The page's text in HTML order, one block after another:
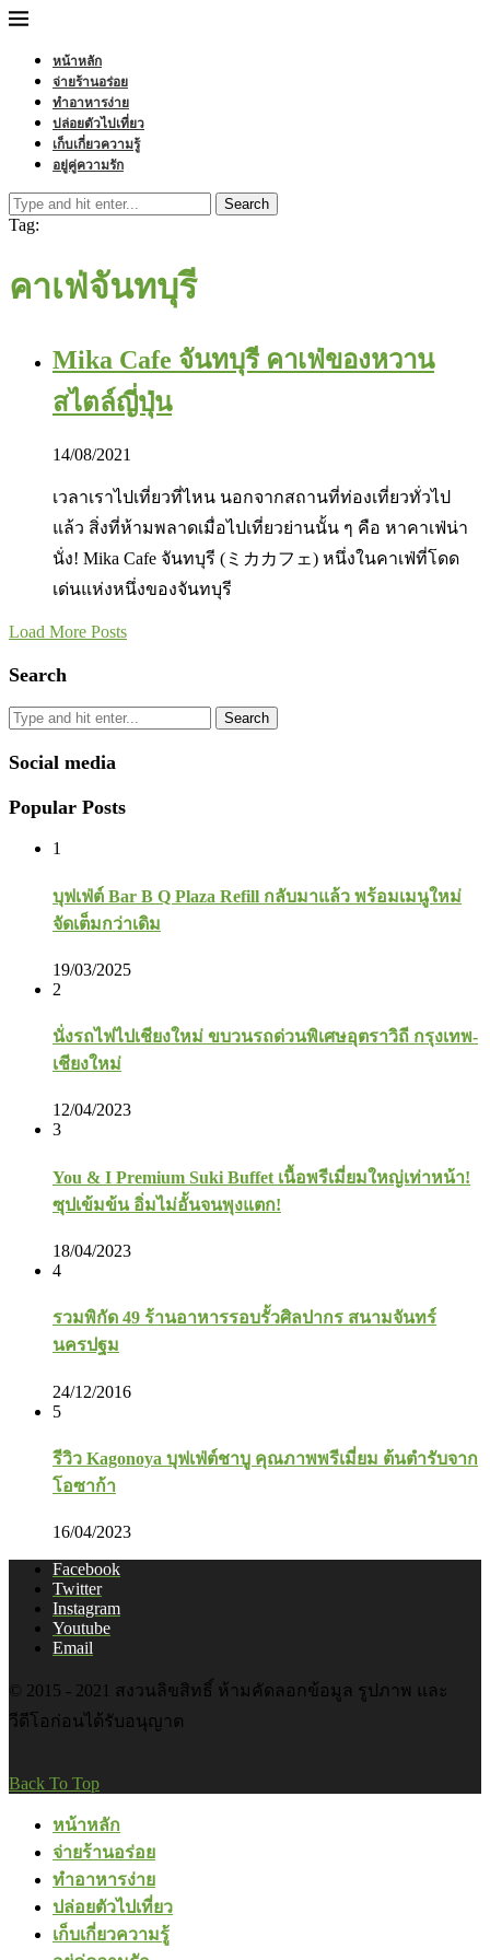
หน้าหลัก
จ่ายร้านอร่อย
ทำอาหารง่าย
ปล่อยตัวไปเที่ยว
เก็บเกี่ยวความรู้
อยู่คู่ความรัก
Search
Tag:
คาเฟ่จันทบุรี
Mika Cafe จันทบุรี คาเฟ่ของหวาน
สไตล์ญี่ปุ่น
14/08/2021
เวลาเราไปเที่ยวที่ไหน นอกจากสถานที่ท่องเที่ยวทั่วไป
แล้ว สิ่งที่ห้ามพลาดเมื่อไปเที่ยวย่านนั้น ๆ คือ หาคาเฟ่น่า
นั่ง! Mika Cafe จันทบุรี (ミカカフェ) หนึ่งในคาเฟ่ที่โดด
เด่นแห่งหนึ่งของจันทบุรี
Load More Posts
Search
Search
Social media
Popular Posts
1
บุฟเฟ่ต์ Bar B Q Plaza Refill กลับมาแล้ว พร้อมเมนูใหม่
จัดเต็มกว่าเดิม
19/03/2025
2
นั่งรถไฟไปเชียงใหม่ ขบวนรถด่วนพิเศษอุตราวิถี กรุงเทพ-
เชียงใหม่
12/04/2023
3
You & I Premium Suki Buffet เนื้อพรีเมี่ยมใหญ่เท่าหน้า!
ซุปเข้มข้น อิ่มไม่อั้นจนพุงแตก!
18/04/2023
4
รวมพิกัด 49 ร้านอาหารรอบรั้วศิลปากร สนามจันทร์
นครปฐม
24/12/2016
5
รีวิว Kagonoya บุฟเฟ่ต์ชาบู คุณภาพพรีเมี่ยม ต้นตำรับจาก
โอซาก้า
16/04/2023
Facebook
Twitter
Instagram
Youtube
Email
© 2015 - 2021 สงวนลิขสิทธิ์ ห้ามคัดลอกข้อมูล รูปภาพ และ
วีดีโอก่อนได้รับอนุญาต
Back To Top
หน้าหลัก
จ่ายร้านอร่อย
ทำอาหารง่าย
ปล่อยตัวไปเที่ยว
เก็บเกี่ยวความรู้